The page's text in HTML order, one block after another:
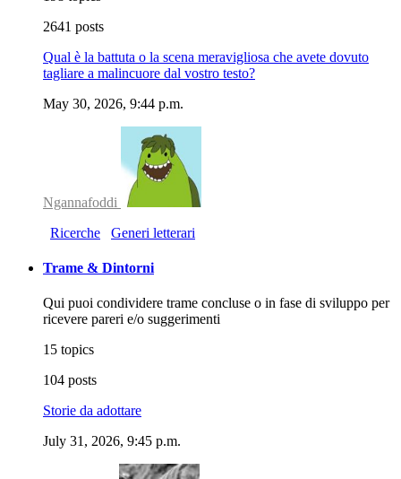
2641 posts
Qual è la battuta o la scena meravigliosa che avete dovuto
tagliare a malincuore dal vostro testo?
May 30, 2026, 9:44 p.m.
Ngannafoddi
Ricerche
Generi letterari
Trame & Dintorni
Qui puoi condividere trame concluse o in fase di sviluppo per
ricevere pareri e/o suggerimenti
15 topics
104 posts
Storie da adottare
July 31, 2026, 9:45 p.m.